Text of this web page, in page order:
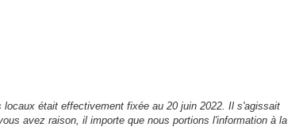
était effectivement fixée au 20 juin 2022. Il s'agissait
avez raison, il importe que nous portions l'information à la